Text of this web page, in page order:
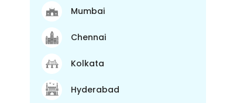
Mumbai
Chennai
Kolkata
Hyderabad